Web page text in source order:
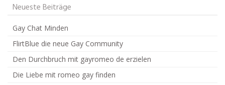
Neueste Beiträge
Gay Chat Minden
FlirtBlue die neue Gay Community
Den Durchbruch mit gayromeo de erzielen
Die Liebe mit romeo gay finden